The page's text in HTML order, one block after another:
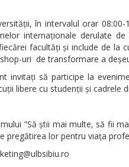
în intervalul orar
internaţionale derulate
facultăți și include de
uri de transformare a
să participe la
libere cu studenții și cadrele
”Să știi mai multe, să fii
lor pentru viața